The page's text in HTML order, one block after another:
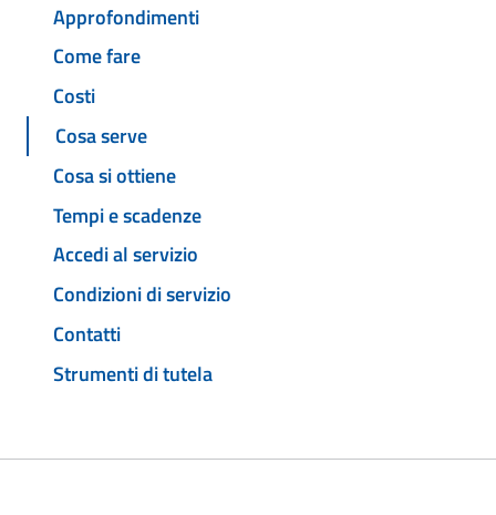
Approfondimenti
Come fare
Costi
Cosa serve
Cosa si ottiene
Tempi e scadenze
Accedi al servizio
Condizioni di servizio
Contatti
Strumenti di tutela